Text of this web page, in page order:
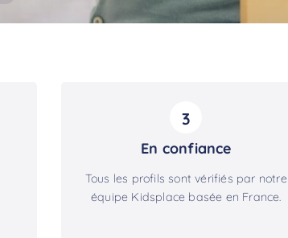
3
En confiance
Tous les profils sont vérifiés par notre
équipe Kidsplace basée en France.